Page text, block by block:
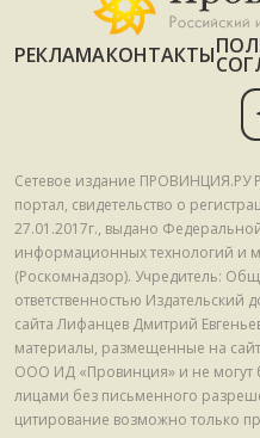
РЕКЛАМАКОНТАКТЫ
Сетевое издание
портал, свидетельство о
27.01.2017г., выдано
информационных технологий и
(Роскомнадзор). Учредитель:
ответственностью
сайта Лифанцев Дмитрий
материалы, размещенные на
ООО ИД «Провинция» и не могут
лицами без письменного
цитирование возможно только